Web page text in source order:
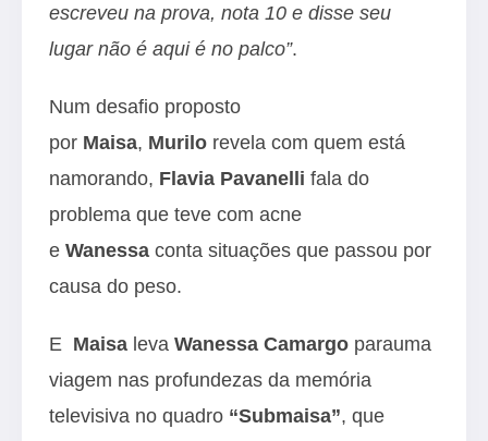
escreveu na prova, nota 10 e disse seu
lugar não é aqui é no palco”.
Num desafio proposto
por Maisa, Murilo revela com quem está
namorando, Flavia Pavanelli fala do
problema que teve com acne
e Wanessa conta situações que passou por
causa do peso.
E Maisa leva Wanessa Camargo parauma
viagem nas profundezas da memória
televisiva no quadro “Submaisa”, que